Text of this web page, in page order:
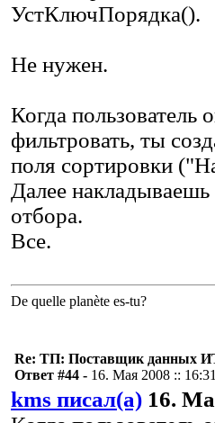
УстКлючПорядка().
Не нужен.
Когда пользователь
фильтровать, ты
поля сортировки
Далее
отбора.
Все.
De quelle planète es-tu?
Re: ТП: Поставщик данных
Ответ #44 - 16. Мая 2008 ::
kms писал(а) 16.